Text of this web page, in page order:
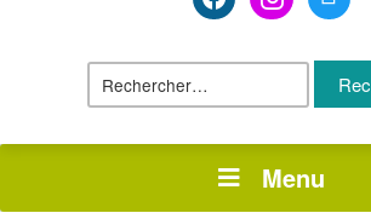
Rechercher :
Menu